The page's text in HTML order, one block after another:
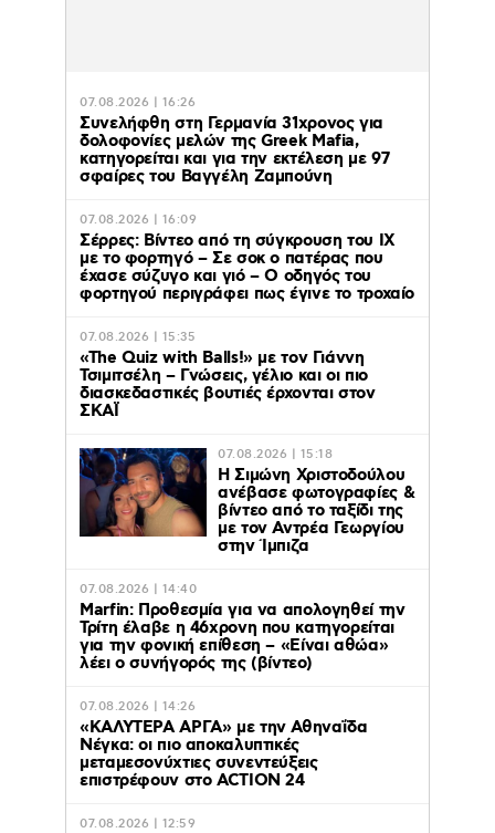
07.08.2026 | 16:26
Συνελήφθη στη Γερμανία 31χρονος για
δολοφονίες μελών της Greek Mafia,
κατηγορείται και για την εκτέλεση με 97
σφαίρες του Βαγγέλη Ζαμπούνη
07.08.2026 | 16:09
Σέρρες: Βίντεο από τη σύγκρουση του ΙΧ
με το φορτηγό – Σε σοκ ο πατέρας που
έχασε σύζυγο και γιό – Ο οδηγός του
φορτηγού περιγράφει πως έγινε το τροχαίο
07.08.2026 | 15:35
«The Quiz with Balls!» με τον Γιάννη
Τσιμιτσέλη – Γνώσεις, γέλιο και οι πιο
διασκεδαστικές βουτιές έρχονται στον
ΣΚΑΪ
07.08.2026 | 15:18
Η Σιμώνη Χριστοδούλου
ανέβασε φωτογραφίες &
βίντεο από το ταξίδι της
με τον Αντρέα Γεωργίου
στην Ίμπιζα
07.08.2026 | 14:40
Marfin: Προθεσμία για να απολογηθεί την
Τρίτη έλαβε η 46χρονη που κατηγορείται
για την φονική επίθεση – «Είναι αθώα»
λέει ο συνήγορός της (βίντεο)
07.08.2026 | 14:26
«ΚΑΛΥΤΕΡΑ ΑΡΓΑ» με την Αθηναΐδα
Νέγκα: οι πιο αποκαλυπτικές
μεταμεσονύχτιες συνεντεύξεις
επιστρέφουν στο ACTION 24
07.08.2026 | 12:59